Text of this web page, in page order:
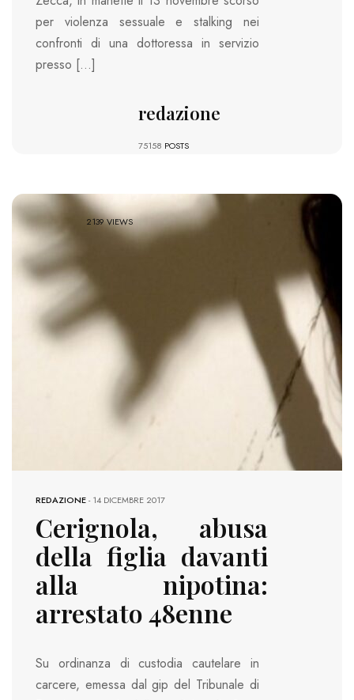
per violenza sessuale e stalking nei
confronti di una dottoressa in servizio
presso […]
redazione
75158 POSTS
2139 VIEWS
REDAZIONE-14 DICEMBRE 2017
Cerignola, abusa
della figlia davanti
alla nipotina:
arrestato 48enne
Su ordinanza di custodia cautelare in
carcere, emessa dal gip del Tribunale di